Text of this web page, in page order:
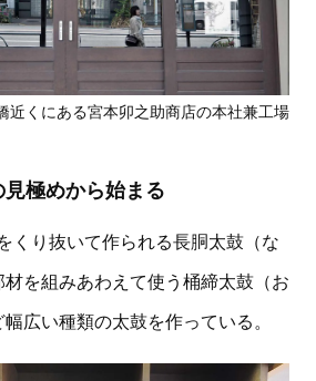
近くにある宮本卯之助商店の本社兼工場
極めから始まる
くり抜いて作られる長胴太鼓（な
を組みあわえて使う桶締太鼓（お
広い種類の太鼓を作っている。